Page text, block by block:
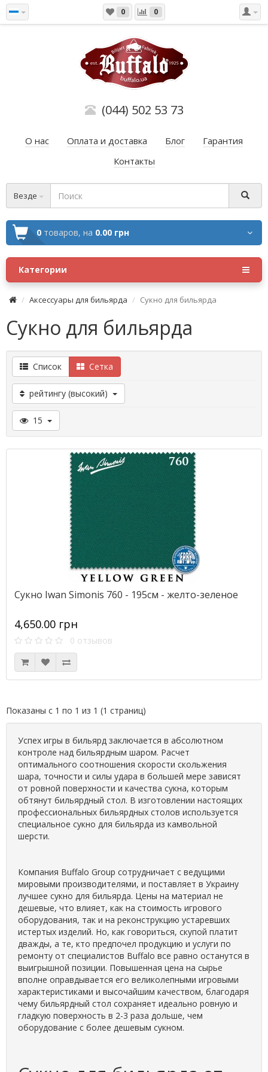
0 0
(044) 502 53 73
О нас Оплата и доставка Блог
Гарантия
Контакты
Везде
0 товаров, на 0.00 грн
Категории
Аксессуары для бильярда Сукно для бильярда
Сукно для бильярда
Список Сетка
рейтингу (высокий)
15
Сукно Iwan Simonis 760 - 195см - желто-зеленое
4,650.00 грн
0 отзывов
Показаны с 1 по 1 из 1 (1 страниц)
Успех игры в бильярд заключается в абсолютном
контроле над бильярдным шаром. Расчет
оптимального соотношения скорости скольжения
шара, точности и силы удара в большей мере зависят
от ровной поверхности и качества сукна, которым
обтянут бильярдный стол. В изготовлении настоящих
профессиональных бильярдных столов используется
специальное сукно для бильярда из камвольной
шерсти.
Компания Buffalo Group сотрудничает с ведущими
мировыми производителями, и поставляет в Украину
лучшее сукно для бильярда. Цены на материал не
дешевые, что влияет, как на стоимость игрового
оборудования, так и на реконструкцию устаревших
истертых изделий. Но, как говориться, скупой платит
дважды, а те, кто предпочел продукцию и услуги по
ремонту от специалистов Buffalo все равно останутся в
выигрышной позиции. Повышенная цена на сырье
вполне оправдывается его великолепными игровыми
характеристиками и высочайшим качеством, благодаря
чему бильярдный стол сохраняет идеально ровную и
гладкую поверхность в 2-3 раза дольше, чем
оборудование с более дешевым сукном.